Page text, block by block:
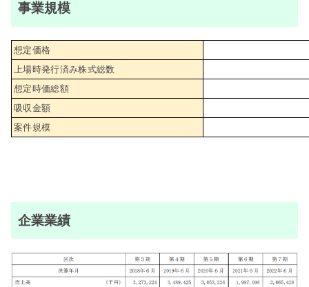
事業規模
想定価格
上場時発行済み株式総数
想定時価総額
吸収金額
案件規模
企業業績